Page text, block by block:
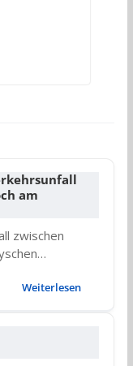
am
zwischen
Weiterlesen